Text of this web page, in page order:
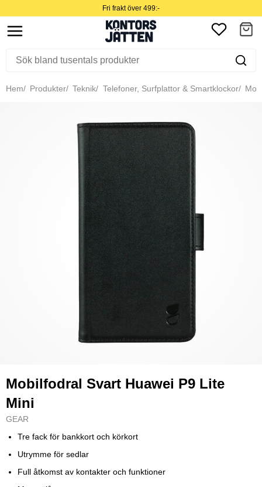
Fri frakt över 499:-
Hem Produkter Teknik Telefoner, Surfplattor & Smartklockor
Mobilfodral Svart Huawei P9 Lite
Mini
GEAR
Tre fack för bankkort och körkort
Utrymme för sedlar
Full åtkomst av kontakter och funktioner